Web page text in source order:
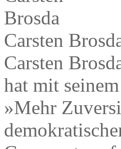
Carsten
Carsten
hat mit
»Mehr